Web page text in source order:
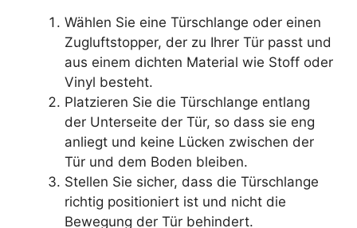
Wählen Sie eine Türschlange oder einen
Zugluftstopper, der zu Ihrer Tür passt und
aus einem dichten Material wie Stoff oder
Vinyl besteht.
Platzieren Sie die Türschlange entlang
der Unterseite der Tür, so dass sie eng
anliegt und keine Lücken zwischen der
Tür und dem Boden bleiben.
Stellen Sie sicher, dass die Türschlange
richtig positioniert ist und nicht die
Bewegung der Tür behindert.